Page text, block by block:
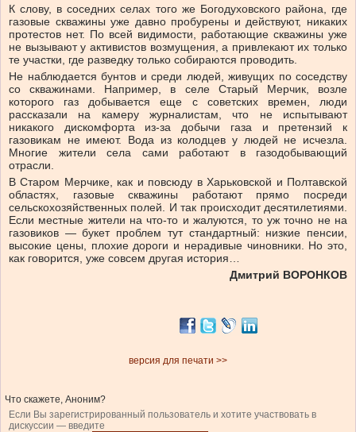
К слову, в соседних селах того же Богодуховского района, где
газовые скважины уже давно пробурены и действуют, никаких
протестов нет. По всей видимости, работающие скважины уже
не вызывают у активистов возмущения, а привлекают их только
те участки, где разведку только собираются проводить.
Не наблюдается бунтов и среди людей, живущих по соседству
со скважинами. Например, в селе Старый Мерчик, возле
которого газ добывается еще с советских времен, люди
рассказали на камеру журналистам, что не испытывают
никакого дискомфорта из-за добычи газа и претензий к
газовикам не имеют. Вода из колодцев у людей не исчезла.
Многие жители села сами работают в газодобывающий
отрасли.
В Старом Мерчике, как и повсюду в Харьковской и Полтавской
областях, газовые скважины работают прямо посреди
сельскохозяйственных полей. И так происходит десятилетиями.
Если местные жители на что-то и жалуются, то уж точно не на
газовиков — букет проблем тут стандартный: низкие пенсии,
высокие цены, плохие дороги и нерадивые чиновники. Но это,
как говорится, уже совсем другая история…
Дмитрий ВОРОНКОВ
версия для печати >>
Что скажете, Аноним?
Если Вы зарегистрированный пользователь и хотите участвовать в
дискуссии — введите